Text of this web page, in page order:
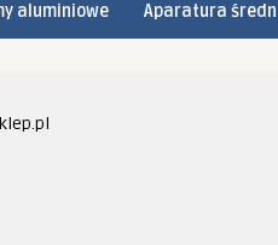
aluminiowe Aparatura